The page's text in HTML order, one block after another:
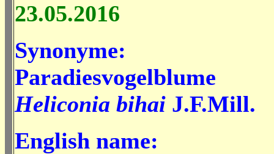
23.05.2016
Synonyme:
Paradiesvogelblume
Heliconia bihai J.F.Mill.
English name: